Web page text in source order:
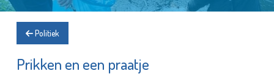
Politiek
Prikken en een praatje